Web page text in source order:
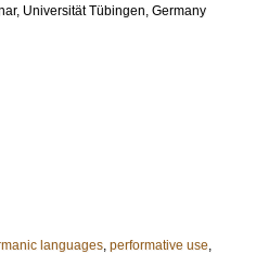
Universität Tübingen, Germany
languages, performative use,